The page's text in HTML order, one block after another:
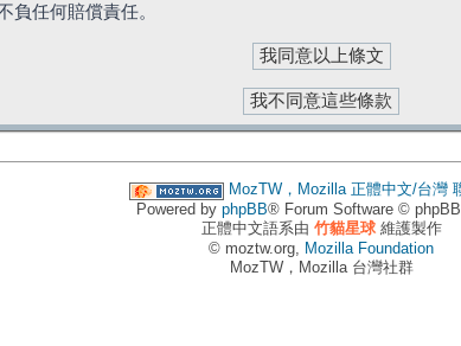
負任何賠償責任。
MozTW，Mozilla 正體中文/台灣
Powered by phpBB® Forum Software ©
正體中文語系由 竹貓星球維護製作
© moztw.org, Mozilla Foundation
MozTW，Mozilla 台灣社群